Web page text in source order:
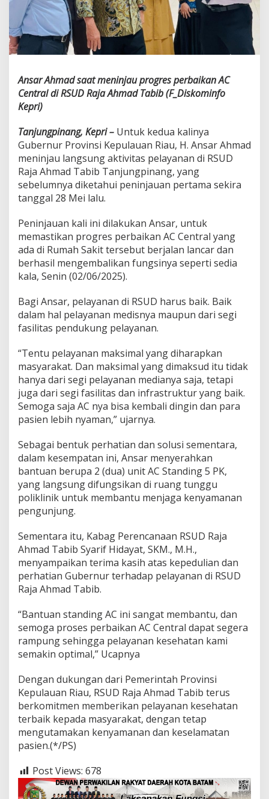
r
e
s
P
a
i
n
A
C
C
e
n
t
l
d
i
R
S
U
R
a
j
a
h
m
a
d
T
a
b
b
Ansar Ahmad saat meninjau progres perbaikan AC
Central di RSUD Raja Ahmad Tabib (F_Diskominfo
Kepri)
Tanjungpinang, Kepri – Untuk kedua kalinya
Gubernur Provinsi Kepulauan Riau, H. Ansar Ahmad
meninjau langsung aktivitas pelayanan di RSUD
Raja Ahmad Tabib Tanjungpinang, yang
sebelumnya diketahui peninjauan pertama sekira
tanggal 28 Mei lalu.
Peninjauan kali ini dilakukan Ansar, untuk
memastikan progres perbaikan AC Central yang
ada di Rumah Sakit tersebut berjalan lancar dan
berhasil mengembalikan fungsinya seperti sedia
kala, Senin (02/06/2025).
Bagi Ansar, pelayanan di RSUD harus baik. Baik
dalam hal pelayanan medisnya maupun dari segi
fasilitas pendukung pelayanan.
“Tentu pelayanan maksimal yang diharapkan
masyarakat. Dan maksimal yang dimaksud itu tidak
hanya dari segi pelayanan medianya saja, tetapi
juga dari segi fasilitas dan infrastruktur yang baik.
Semoga saja AC nya bisa kembali dingin dan para
pasien lebih nyaman,” ujarnya.
Sebagai bentuk perhatian dan solusi sementara,
dalam kesempatan ini, Ansar menyerahkan
bantuan berupa 2 (dua) unit AC Standing 5 PK,
yang langsung difungsikan di ruang tunggu
poliklinik untuk membantu menjaga kenyamanan
pengunjung.
Sementara itu, Kabag Perencanaan RSUD Raja
Ahmad Tabib Syarif Hidayat, SKM., M.H.,
menyampaikan terima kasih atas kepedulian dan
perhatian Gubernur terhadap pelayanan di RSUD
Raja Ahmad Tabib.
“Bantuan standing AC ini sangat membantu, dan
semoga proses perbaikan AC Central dapat segera
rampung sehingga pelayanan kesehatan kami
semakin optimal,” Ucapnya
Dengan dukungan dari Pemerintah Provinsi
Kepulauan Riau, RSUD Raja Ahmad Tabib terus
berkomitmen memberikan pelayanan kesehatan
terbaik kepada masyarakat, dengan tetap
mengutamakan kenyamanan dan keselamatan
pasien.(*/PS)
Post Views: 678